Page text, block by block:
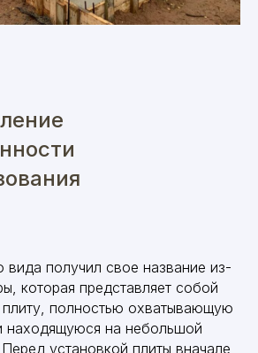
вида получил свое название из-
которая представляет собой
полностью охватывающую
находящуюся на небольшой
установкой плиты вначале